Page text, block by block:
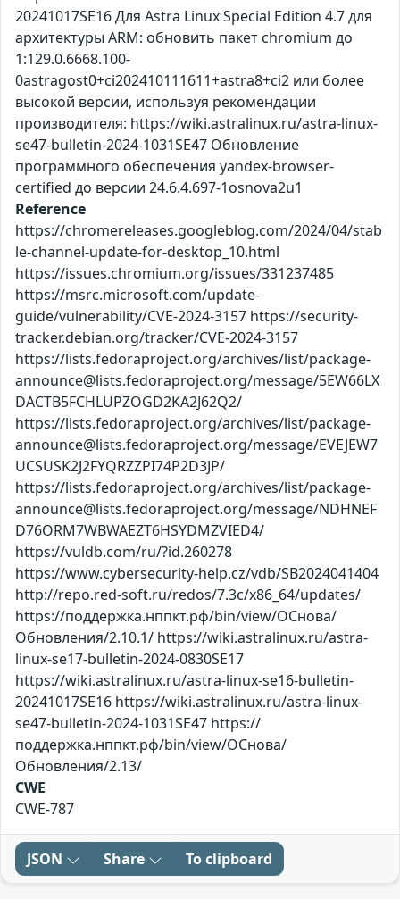
20241017SE16 Для Astra Linux Special Edition 4.7 для
архитектуры ARM: обновить пакет chromium до
1:129.0.6668.100-
0astragost0+ci202410111611+astra8+ci2 или более
высокой версии, используя рекомендации
производителя: https://wiki.astralinux.ru/astra-linux-
se47-bulletin-2024-1031SE47 Обновление
программного обеспечения yandex-browser-
certified до версии 24.6.4.697-1osnova2u1
Reference
https://chromereleases.googleblog.com/2024/04/stab
le-channel-update-for-desktop_10.html
https://issues.chromium.org/issues/331237485
https://msrc.microsoft.com/update-
guide/vulnerability/CVE-2024-3157 https://security-
tracker.debian.org/tracker/CVE-2024-3157
https://lists.fedoraproject.org/archives/list/package-
announce@lists.fedoraproject.org/message/5EW66LX
DACTB5FCHLUPZOGD2KA2J62Q2/
https://lists.fedoraproject.org/archives/list/package-
announce@lists.fedoraproject.org/message/EVEJEW7
UCSUSK2J2FYQRZZPI74P2D3JP/
https://lists.fedoraproject.org/archives/list/package-
announce@lists.fedoraproject.org/message/NDHNEF
D76ORM7WBWAEZT6HSYDMZVIED4/
https://vuldb.com/ru/?id.260278
https://www.cybersecurity-help.cz/vdb/SB2024041404
http://repo.red-soft.ru/redos/7.3c/x86_64/updates/
https://поддержка.нппкт.рф/bin/view/ОСнова/
Обновления/2.10.1/ https://wiki.astralinux.ru/astra-
linux-se17-bulletin-2024-0830SE17
https://wiki.astralinux.ru/astra-linux-se16-bulletin-
20241017SE16 https://wiki.astralinux.ru/astra-linux-
se47-bulletin-2024-1031SE47 https://
поддержка.нппкт.рф/bin/view/ОСнова/
Обновления/2.13/
CWE
CWE-787
JSON Share To clipboard